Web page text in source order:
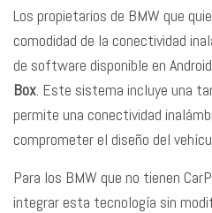
Los propietarios de BMW que
comodidad de la conectividad
de software disponible en
Box. Este sistema incluye una
permite una conectividad
comprometer el diseño del
Para los BMW que no tienen
integrar esta tecnología sin